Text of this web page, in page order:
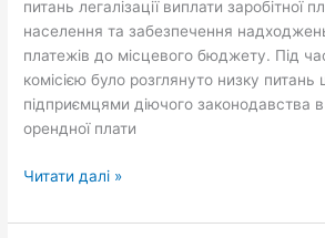
питань легалізації виплати заробітної
населення та забезпечення
платежів до місцевого бюджету. Під
комісією було розглянуто низку
підприємцями діючого законодавства в
орендної плати
Читати далі »